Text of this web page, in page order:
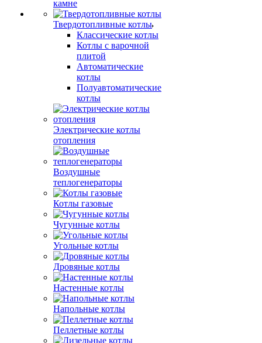
камне
Твердотопливные котлы
Классические котлы
Котлы с варочной
плитой
Автоматические
котлы
Полуавтоматические
котлы
Электрические котлы
отопления
Воздушные
теплогенераторы
Котлы газовые
Чугунные котлы
Угольные котлы
Дровяные котлы
Настенные котлы
Напольные котлы
Пеллетные котлы